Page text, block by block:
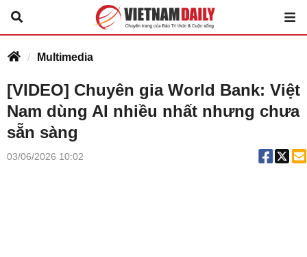
Multimedia
[VIDEO] Chuyên gia World Bank: Việt
Nam dùng AI nhiều nhất nhưng chưa
sẵn sàng
03/06/2026 10:02